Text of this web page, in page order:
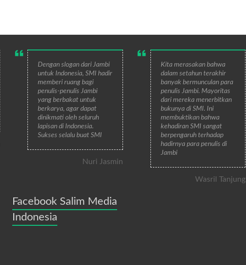
Dengan slogan dari Jambi
untuk Indonesia, SMI hadir
memberi ruang bagi
penulis-penulis Jambi
yang berbakat untuk
berkarya, agar dapat
dinikmati oleh seluruh
lapisan di Indonesia.
Sukses selalu buat SMI
Nuri Jasmin
Facebook Salim Media
Indonesia
Kita merasakan bahwa
dalam setahun terakhir
banyak bermunculan para
penulis Jambi. Mayoritas
dari mereka menerbitkan
bukunya di SMI. Ini
membuktikan bahwa
kehadiran SMI sangat
berpengaruh terhadap
hadirnya para penulis di
Jambi
Wasril Tanjung